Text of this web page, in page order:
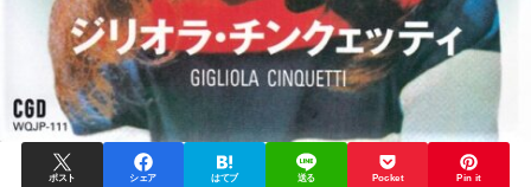
ポスト シェア はてブ 送る Pocket Pin it